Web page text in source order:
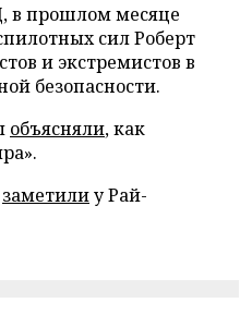
в прошлом месяце
сил Роберт
и экстремистов в
безопасности.
объясняли, как
заметилиу Рай-